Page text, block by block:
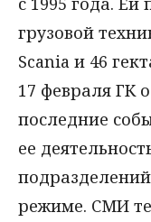
грузовой
Scania и 46
17 февраля ГК
последние
ее
режиме. СМИ